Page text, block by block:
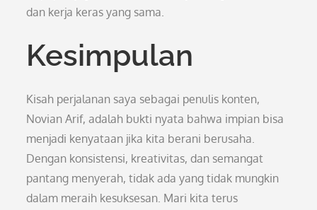
dan kerja keras yang sama.
Kesimpulan
Kisah perjalanan saya sebagai penulis konten,
Novian Arif, adalah bukti nyata bahwa impian bisa
menjadi kenyataan jika kita berani berusaha.
Dengan konsistensi, kreativitas, dan semangat
pantang menyerah, tidak ada yang tidak mungkin
dalam meraih kesuksesan. Mari kita terus